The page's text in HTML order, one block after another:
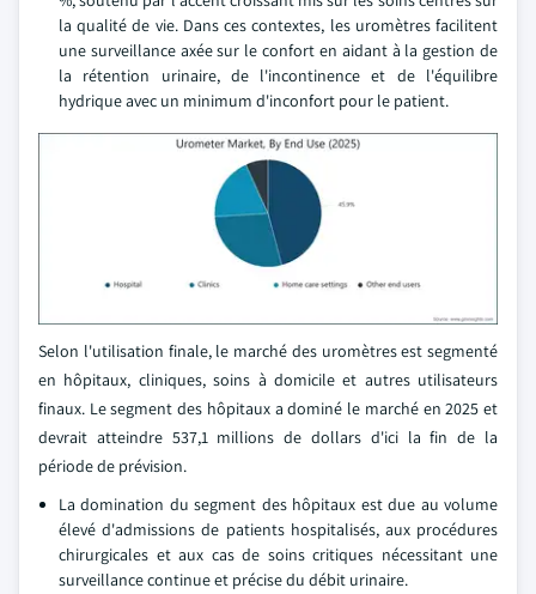
la qualité de vie. Dans ces contextes, les uromètres facilitent
une surveillance axée sur le confort en aidant à la gestion de
la rétention urinaire, de l'incontinence et de l'équilibre
hydrique avec un minimum d'inconfort pour le patient.
Selon l'utilisation finale, le marché des uromètres est segmenté
en hôpitaux, cliniques, soins à domicile et autres utilisateurs
finaux. Le segment des hôpitaux a dominé le marché en 2025 et
devrait atteindre 537,1 millions de dollars d'ici la fin de la
période de prévision.
La domination du segment des hôpitaux est due au volume
élevé d'admissions de patients hospitalisés, aux procédures
chirurgicales et aux cas de soins critiques nécessitant une
surveillance continue et précise du débit urinaire.